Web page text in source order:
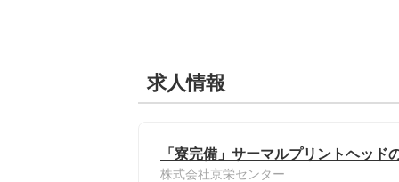
求人情報
「寮完備」サーマルプリントヘッ
株式会社京栄センター